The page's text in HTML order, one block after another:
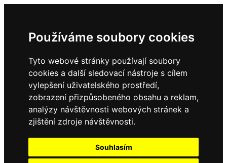
Používáme soubory cookies
Tyto webové stránky používají soubory
cookies a další sledovací nástroje s cílem
vylepšení uživatelského prostředí,
zobrazení přizpůsobeného obsahu a reklam,
analýzy návštěvnosti webových stránek a
zjištění zdroje návštěvnosti.
Souhlasím